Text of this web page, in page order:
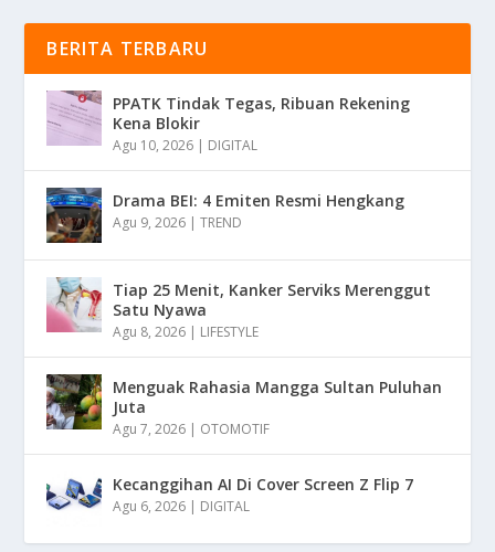
BERITA TERBARU
PPATK Tindak Tegas, Ribuan Rekening
Kena Blokir
Agu 10, 2026 | DIGITAL
Drama BEI: 4 Emiten Resmi Hengkang
Agu 9, 2026 |TREND
Tiap 25 Menit, Kanker Serviks Merenggut
Satu Nyawa
Agu 8, 2026 | LIFESTYLE
Menguak Rahasia Mangga Sultan Puluhan
Juta
Agu 7, 2026 | OTOMOTIF
Kecanggihan AI Di Cover Screen Z Flip 7
Agu 6, 2026 | DIGITAL